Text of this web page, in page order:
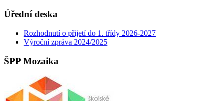
Úřední deska
Rozhodnutí o přijetí do 1. třídy 2026-2027
Výroční zpráva 2024/2025
ŠPP Mozaika